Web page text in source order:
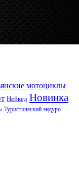
мотоциклы
Нейкед Новинка
Туристический эндуро